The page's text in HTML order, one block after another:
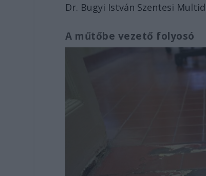
Dr. Bugyi István Szentesi
A műtőbe vezető folyosó